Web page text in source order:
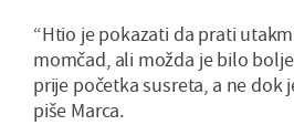
“Htio je pokazati da prati
momčad, ali možda je bilo
prije početka susreta, a ne dok
piše Marca.